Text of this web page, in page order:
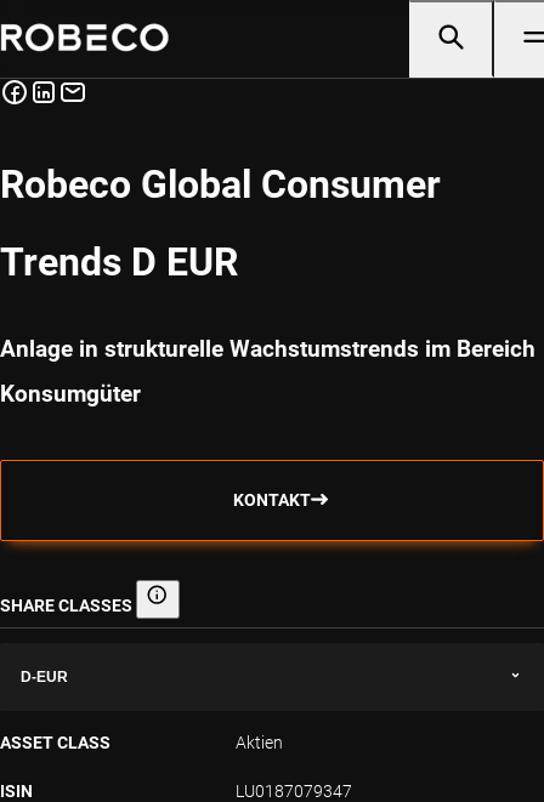
Robeco Global Consumer
Trends D EUR
Anlage in strukturelle Wachstumstrends im Bereich
Konsumgüter
KONTAKT
SHARE CLASSES Share classes
D-EUR
ASSET CLASS Aktien
ISIN LU0187079347